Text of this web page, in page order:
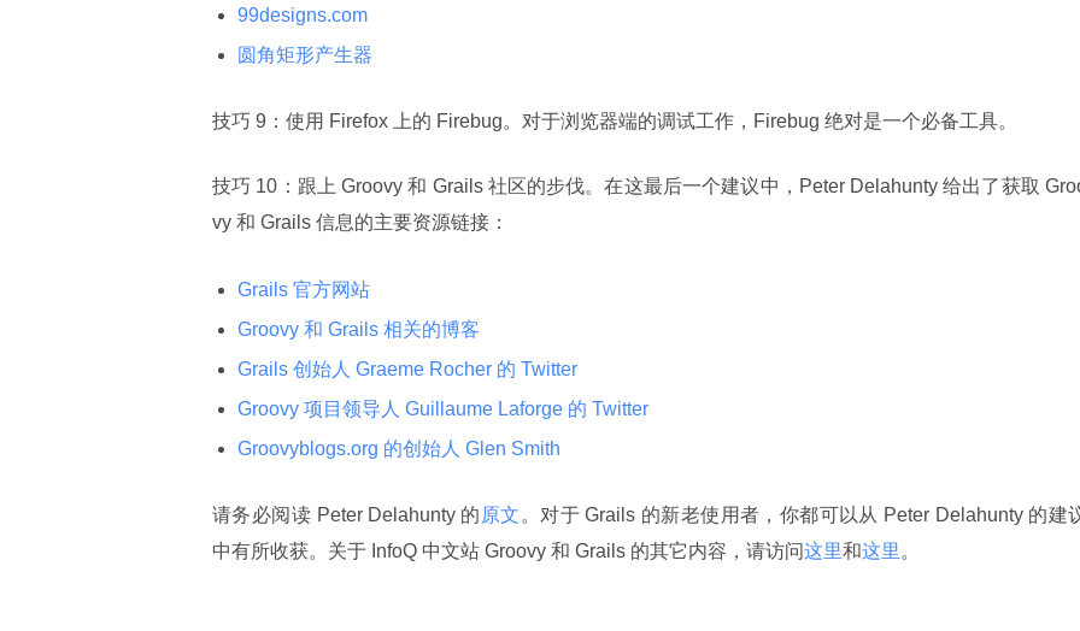
99designs.com
圆角矩形产生器
技巧 9：使用 Firefox 上的 Firebug。对于浏览器端的调试工作，Firebug 绝对是一个必备工具。
技巧 10：跟上 Groovy 和 Grails 社区的步伐。在这最后一个建议中，Peter Delahunty 给出了获取
vy 和 Grails 信息的主要资源链接：
Grails 官方网站
Groovy 和 Grails 相关的博客
Grails 创始人 Graeme Rocher 的 Twitter
Groovy 项目领导人 Guillaume Laforge 的 Twitter
Groovyblogs.org 的创始人 Glen Smith
请务必阅读 Peter Delahunty 的 原文 。对于 Grails 的新老使用者，你都可以从 Peter Delahunty 的建
中有所收获。关于 InfoQ 中文站 Groovy 和 Grails 的其它内容，请访问这里和这里 。